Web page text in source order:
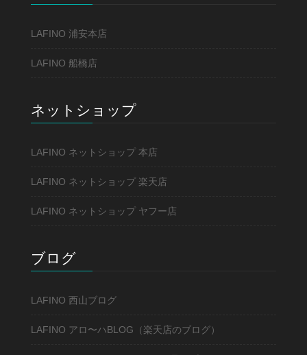
LAFINO 浦安本店
LAFINO 船橋店
ネットショップ
LAFINO ネットショップ 本店
LAFINO ネットショップ 楽天店
LAFINO ネットショップ ヤフー店
ブログ
LAFINO 西山ブログ
LAFINO アロ〜ハBLOG（楽天店のブログ）